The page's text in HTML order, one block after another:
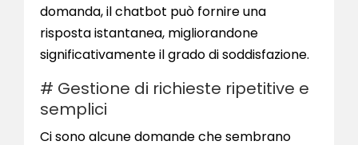
domanda, il chatbot può fornire una
risposta istantanea, migliorandone
significativamente il grado di soddisfazione.
# Gestione di richieste ripetitive e
semplici
Ci sono alcune domande che sembrano